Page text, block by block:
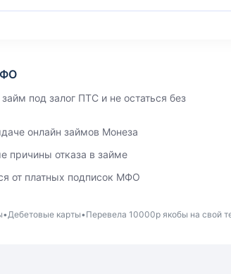
под залог ПТС и не остаться без
онлайн займов Монеза
причины отказа в займе
от платных подписок МФО
Дебетовые карты Перевела 10000р якобы на свой